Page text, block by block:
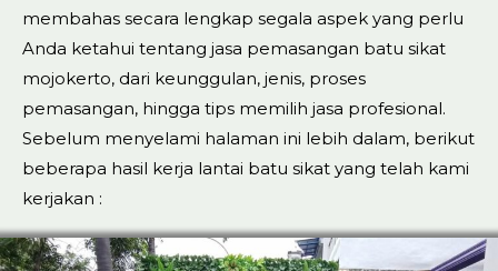
membahas secara lengkap segala aspek yang perlu
Anda ketahui tentang jasa pemasangan batu sikat
mojokerto, dari keunggulan, jenis, proses
pemasangan, hingga tips memilih jasa profesional.
Sebelum menyelami halaman ini lebih dalam, berikut
beberapa hasil kerja lantai batu sikat yang telah kami
kerjakan :